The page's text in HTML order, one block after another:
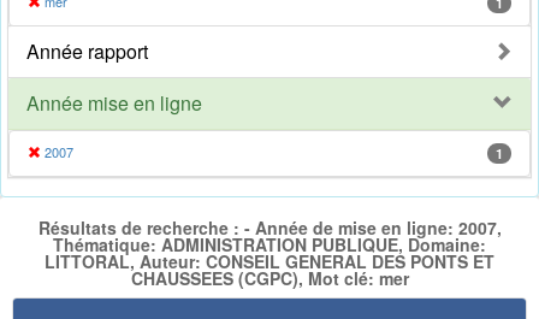
Année rapport
Année mise en ligne
2007 1
Résultats de recherche : - Année de mise en ligne: 2007,
Thématique: ADMINISTRATION PUBLIQUE, Domaine:
LITTORAL, Auteur: CONSEIL GENERAL DES PONTS ET
CHAUSSEES (CGPC), Mot clé: mer